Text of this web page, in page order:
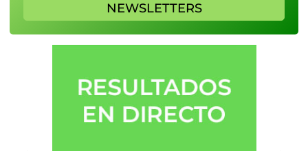
NEWSLETTERS